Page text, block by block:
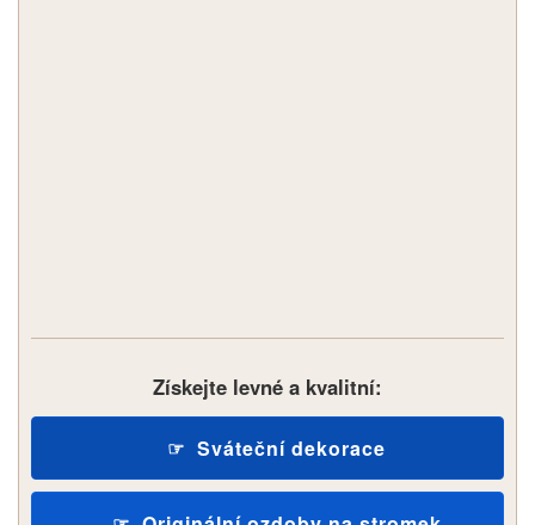
Získejte levné a kvalitní:
Sváteční dekorace